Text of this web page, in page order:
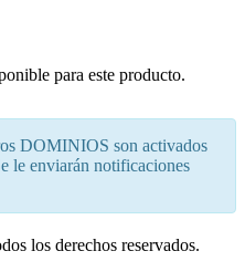
para este producto.
DOMINIOS son activados
le enviarán notificaciones
los derechos reservados.